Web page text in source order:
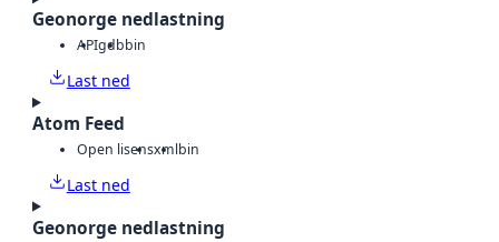
Geonorge nedlastning
APIgdbbin
Last ned
Atom Feed
Open lisensxmlbin
Last ned
Geonorge nedlastning